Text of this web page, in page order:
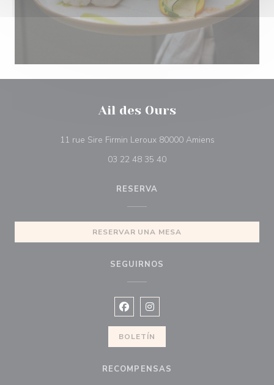
Ail des Ours
11 rue Sire Firmin Leroux 80000 Amiens((abre en una
03 22 48 35 40
RESERVA
RESERVAR UNA MESA
SEGUIRNOS
Facebook ((abre en una nueva
Instagram ((abre en una
BOLETÍN
RECOMPENSAS